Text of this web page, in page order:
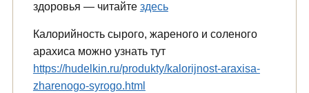
здоровья — читайте здесь
Калорийность сырого, жареного и соленого
арахиса можно узнать тут
https://hudelkin.ru/produkty/kalorijnost-araxisa-
zharenogo-syrogo.html